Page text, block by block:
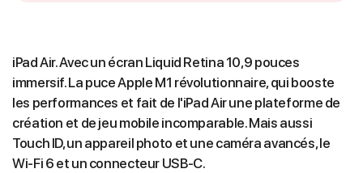
iPad Air. Avec un écran Liquid Retina 10,9 pouces
immersif. La puce Apple M1 révolutionnaire, qui booste
les performances et fait de l'iPad Air une plateforme de
création et de jeu mobile incomparable. Mais aussi
Touch ID, un appareil photo et une caméra avancés, le
Wi-Fi 6 et un connecteur USB-C.